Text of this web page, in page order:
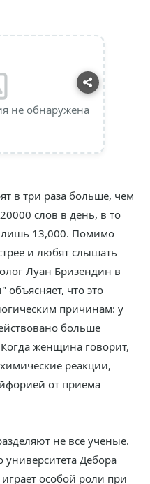
не обнаружена
в три раза больше, чем
слов в день, в то
лишь 13,000. Помимо
и любят слышать
Луан Бризендин в
что это
причинам: у
больше
женщина говорит,
реакции,
от приема
не все ученые.
университета Дебора
особой роли при